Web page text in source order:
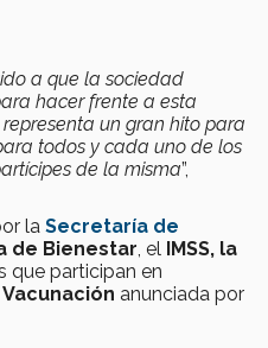
a que la sociedad
hacer frente a esta
un gran hito para
todos y cada uno de los
de la misma”,
la Secretaría de
de Bienestar, el IMSS, la
que participan en
anunciada por